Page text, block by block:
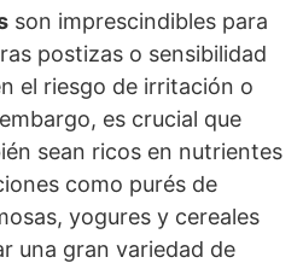
son imprescindibles para
postizas o sensibilidad
el riesgo de irritación o
es crucial que
sean ricos en nutrientes
como purés de
yogures y cereales
una gran variedad de